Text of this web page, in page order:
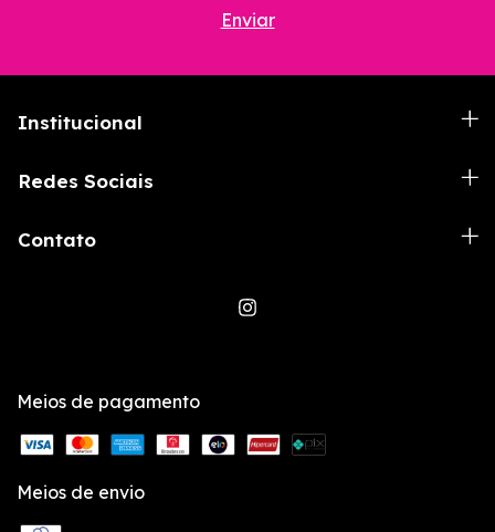
Institucional
Redes Sociais
Contato
Meios de pagamento
Meios de envio